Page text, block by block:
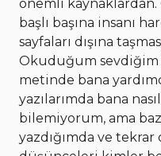
önemli
başlı başına insanı
sayfaları dışına
Okuduğum sevdiğim
metinde bana
yazılarımda bana
bilemiyorum, ama
yazdığımda ve